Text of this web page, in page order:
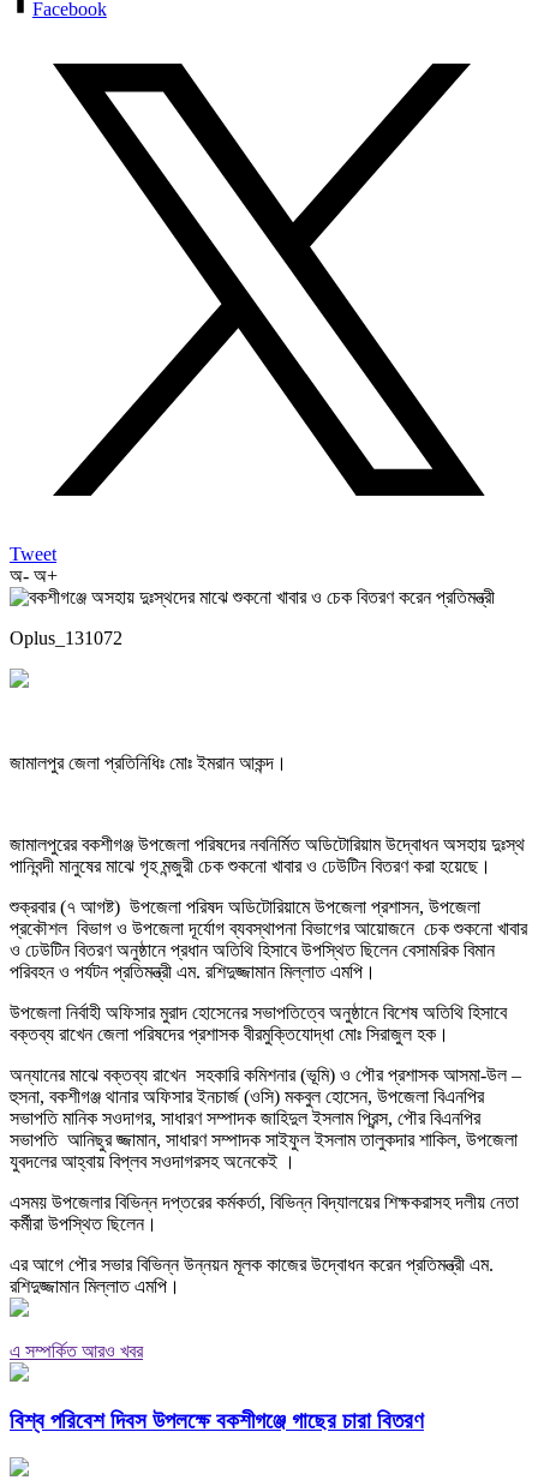
Facebook
Tweet
অ- অ+
Oplus_131072
জামালপুর জেলা প্রতিনিধিঃ মোঃ ইমরান আকন্দ।
জামালপুরের বকশীগঞ্জ উপজেলা পরিষদের নবনির্মিত অডিটোরিয়াম উদ্বোধন অসহায় দুঃস্থ
পানিবন্দী মানুষের মাঝে গৃহ মন্জুরী চেক শুকনো খাবার ও ঢেউটিন বিতরণ করা হয়েছে।
শুক্রবার (৭ আগষ্ট) উপজেলা পরিষদ অডিটোরিয়ামে উপজেলা প্রশাসন, উপজেলা
প্রকৌশল বিভাগ ও উপজেলা দূর্যোগ ব্যবস্থাপনা বিভাগের আয়োজনে চেক শুকনো খাবার
ও ঢেউটিন বিতরণ অনুষ্ঠানে প্রধান অতিথি হিসাবে উপস্থিত ছিলেন বেসামরিক বিমান
পরিবহন ও পর্যটন প্রতিমন্ত্রী এম. রশিদুজ্জামান মিল্লাত এমপি।
উপজেলা নির্বাহী অফিসার মুরাদ হোসেনের সভাপতিত্বে অনুষ্ঠানে বিশেষ অতিথি হিসাবে
বক্তব্য রাখেন জেলা পরিষদের প্রশাসক বীরমুক্তিযোদ্ধা মোঃ সিরাজুল হক।
অন্যানের মাঝে বক্তব্য রাখেন সহকারি কমিশনার (ভূমি) ও পৌর প্রশাসক আসমা-উল –
হুসনা, বকশীগঞ্জ থানার অফিসার ইনচার্জ (ওসি) মকবুল হোসেন, উপজেলা বিএনপির
সভাপতি মানিক সওদাগর, সাধারণ সম্পাদক জাহিদুল ইসলাম প্রিন্স, পৌর বিএনপির
সভাপতি আনিছুর জ্জামান, সাধারণ সম্পাদক সাইফুল ইসলাম তালুকদার শাকিল, উপজেলা
যুবদলের আহ্বায় বিপ্লব সওদাগরসহ অনেকেই ।
এসময় উপজেলার বিভিন্ন দপ্তরের কর্মকর্তা, বিভিন্ন বিদ্যালয়ের শিক্ষকরাসহ দলীয় নেতা
কর্মীরা উপস্থিত ছিলেন।
এর আগে পৌর সভার বিভিন্ন উন্নয়ন মূলক কাজের উদ্বোধন করেন প্রতিমন্ত্রী এম.
রশিদুজ্জামান মিল্লাত এমপি।
এ সম্পর্কিত আরও খবর
বিশ্ব পরিবেশ দিবস উপলক্ষে বকশীগঞ্জে গাছের চারা বিতরণ